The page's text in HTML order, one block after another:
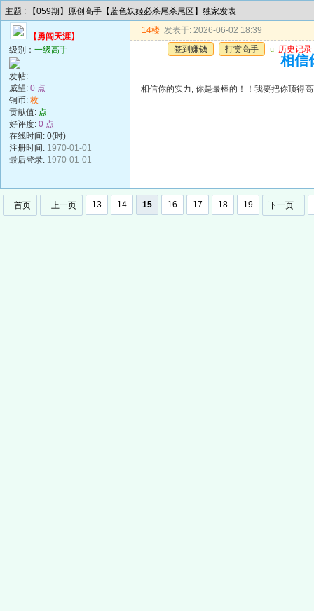
主题 : 【059期】原创高手【蓝色妖姬必杀尾杀尾区】独家发表
【勇闯天涯】
级别： 一级高手
发帖:
威望: 0 点
铜币: 枚
贡献值: 点
好评度: 0 点
在线时间: 0(时)
注册时间: 1970-01-01
最后登录: 1970-01-01
14楼 发表于: 2026-06-02 18:39
签到赚钱
打赏高手 u 历史记录
相信
相信你的实力, 你是最棒的！！我要把你顶得
首页 上一页 13 14 15 16 17 18 19 下一页